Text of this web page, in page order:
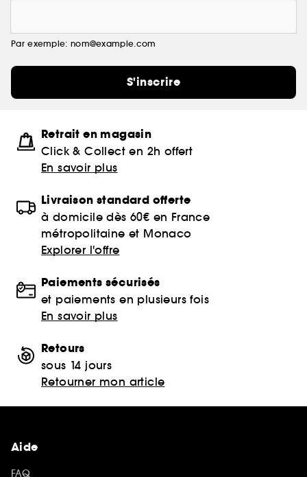
Par exemple: nom@example.com
S'inscrire
Retrait en magasin
Click & Collect en 2h offert
En savoir plus
Livraison standard offerte
à domicile dès 60€ en France
métropolitaine et Monaco
Explorer l'offre
Paiements sécurisés
et paiements en plusieurs fois
En savoir plus
Retours
sous 14 jours
Retourner mon article
Aide
FAQ